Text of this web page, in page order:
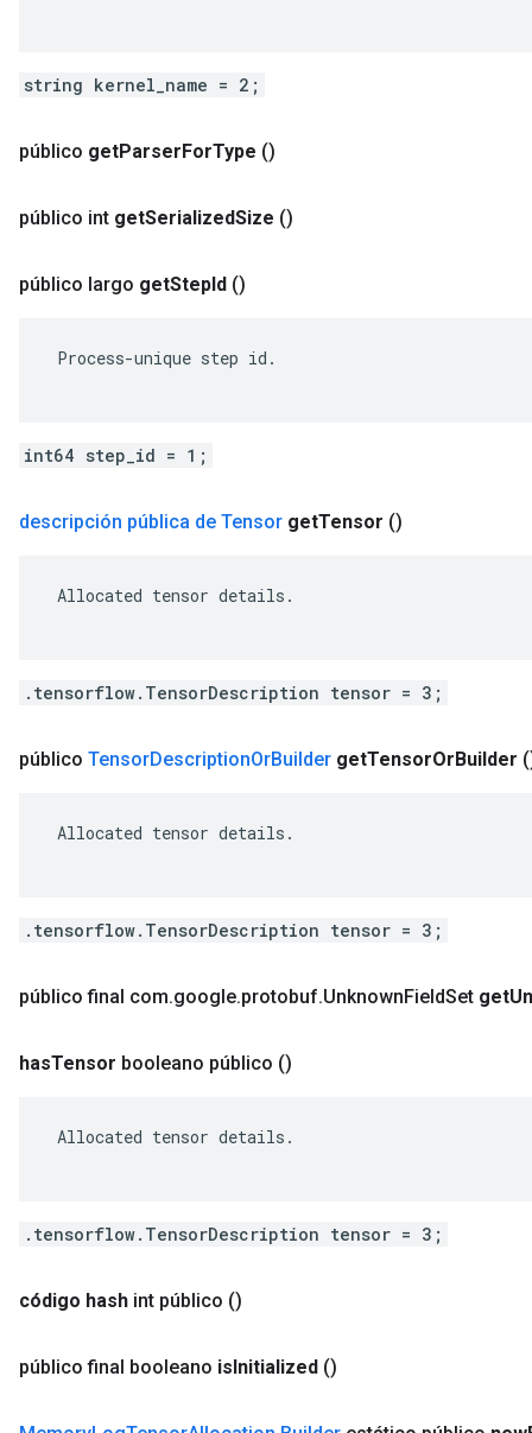
string kernel_name = 2;
público getParserForType ()
público int getSerializedSize ()
público largo getStepId ()
Process-unique step id.
int64 step_id = 1;
descripción pública de Tensor getTensor ()
Allocated tensor details.
.tensorflow.TensorDescription tensor = 3;
público TensorDescriptionOrBuilder getTensorOrBuilder
Allocated tensor details.
.tensorflow.TensorDescription tensor = 3;
público final com.google.protobuf.UnknownFieldSet get
hasTensor booleano público ()
Allocated tensor details.
.tensorflow.TensorDescription tensor = 3;
código hash int público ()
público final booleano isInitialized ()